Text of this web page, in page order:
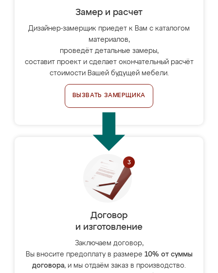
Замер и расчет
Дизайнер-замерщик приедет к Вам с каталогом
материалов,
проведёт детальные замеры,
составит проект и сделает окончательный расчёт
стоимости Вашей будущей мебели.
ВЫЗВАТЬ ЗАМЕРЩИКА
Договор
и изготовление
Заключаем договор,
Вы вносите предоплату в размере 10% от суммы
договора, и мы отдаём заказ в производство.